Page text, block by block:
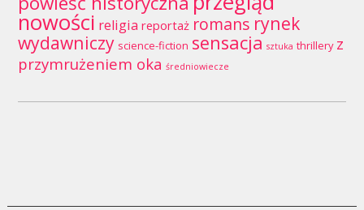
nowości religia reportaż romans rynek
wydawniczy science-fiction sensacja sztuka thrillery z
przymrużeniem oka średniowiecze